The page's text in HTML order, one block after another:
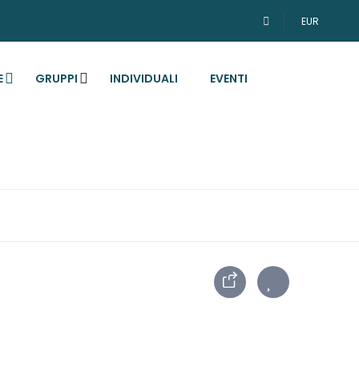
EUR
GRUPPI INDIVIDUALI EVENTI